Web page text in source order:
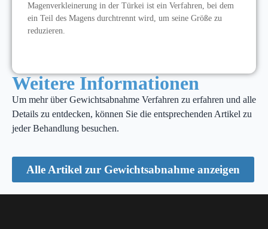
Magenverkleinerung in der Türkei ist ein Verfahren, bei dem
ein Teil des Magens durchtrennt wird, um seine Größe zu
reduzieren.
Weitere Informationen
Um mehr über Gewichtsabnahme Verfahren zu erfahren und alle
Details zu entdecken, können Sie die entsprechenden Artikel zu
jeder Behandlung besuchen.
Alle Artikel zur Gewichtsabnahme anzeigen